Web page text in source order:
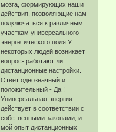
мозга, формирующих наши
действия, позволяющие нам
подключаться к различным
участкам универсального
энергетического поля.У
некоторых людей возникает
вопрос- работают ли
дистанционные настройки.
Ответ однозначный и
положительный - Да !
Универсальная энергия
действует в соответствии с
собственными законами, и
мой опыт дистанционных